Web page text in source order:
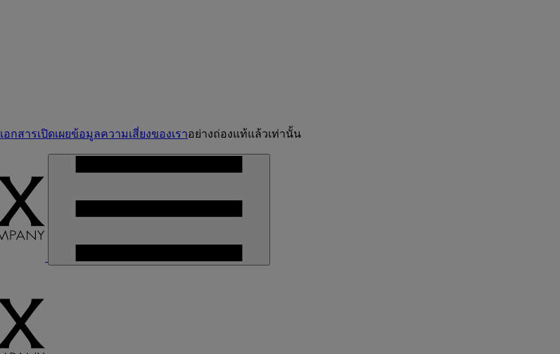
เอกสารเปิดเผยข้อมูลความเสี่ยงของเราอย่างถ่องแท้แล้วเท่านั้น